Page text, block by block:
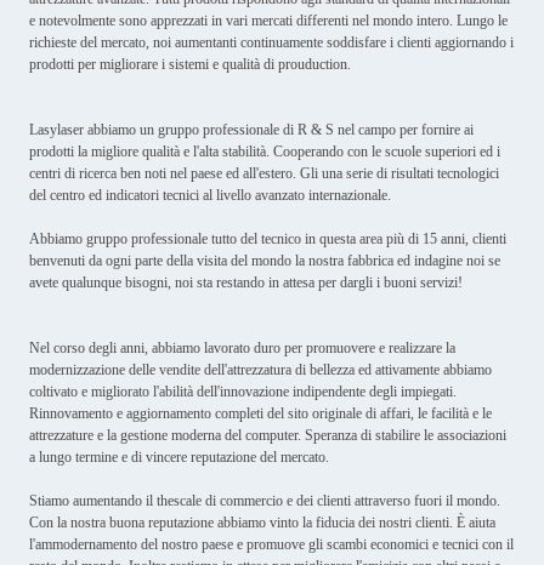
e notevolmente sono apprezzati in vari mercati differenti nel mondo intero. Lungo le
richieste del mercato, noi aumentanti continuamente soddisfare i clienti aggiornando i
prodotti per migliorare i sistemi e qualità di prouduction.
Lasylaser abbiamo un gruppo professionale di R & S nel campo per fornire ai
prodotti la migliore qualità e l'alta stabilità. Cooperando con le scuole superiori ed i
centri di ricerca ben noti nel paese ed all'estero. Gli una serie di risultati tecnologici
del centro ed indicatori tecnici al livello avanzato internazionale.
Abbiamo gruppo professionale tutto del tecnico in questa area più di 15 anni, clienti
benvenuti da ogni parte della visita del mondo la nostra fabbrica ed indagine noi se
avete qualunque bisogni, noi sta restando in attesa per dargli i buoni servizi!
Nel corso degli anni, abbiamo lavorato duro per promuovere e realizzare la
modernizzazione delle vendite dell'attrezzatura di bellezza ed attivamente abbiamo
coltivato e migliorato l'abilità dell'innovazione indipendente degli impiegati.
Rinnovamento e aggiornamento completi del sito originale di affari, le facilità e le
attrezzature e la gestione moderna del computer. Speranza di stabilire le associazioni
a lungo termine e di vincere reputazione del mercato.
Stiamo aumentando il thescale di commercio e dei clienti attraverso fuori il mondo.
Con la nostra buona reputazione abbiamo vinto la fiducia dei nostri clienti. È aiuta
l'ammodernamento del nostro paese e promuove gli scambi economici e tecnici con il